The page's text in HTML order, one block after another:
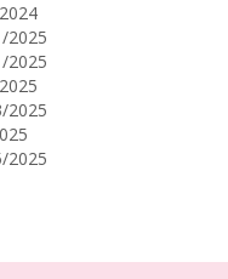
2025
2025
2025
2025